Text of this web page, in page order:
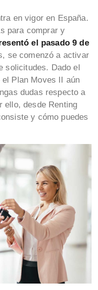
en vigor en España.
para comprar y
el pasado 9 de
se comenzó a activar
solicitudes. Dado el
Plan Moves II aún
dudas respecto a
ello, desde Renting
y cómo puedes